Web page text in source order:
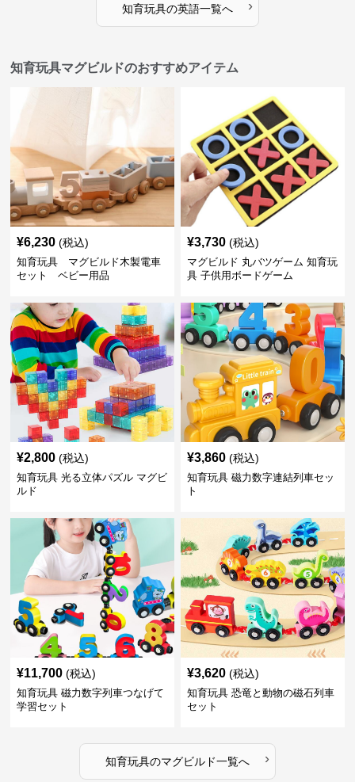
知育玩具の英語一覧へ ›
知育玩具マグビルドのおすすめアイテム
¥6,230 (税込)
知育玩具 マグビルド木製電車
セット ベビー用品
¥3,730 (税込)
マグビルド 丸バツゲーム 知育玩
具 子供用ボードゲーム
¥2,800 (税込)
知育玩具 光る立体パズル マグビ
ルド
¥3,860 (税込)
知育玩具 磁力数字連結列車セッ
ト
¥11,700 (税込)
知育玩具 磁力数字列車つなげて
学習セット
¥3,620 (税込)
知育玩具 恐竜と動物の磁石列車
セット
知育玩具のマグビルド一覧へ ›